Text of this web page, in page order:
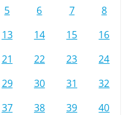
5 6 7
8
13 14 15
16
21 22 23
24
29 30 31
32
37 38 39
40